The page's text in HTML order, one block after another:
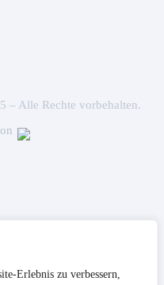
Erlebnis zu verbessern,
– Alle Rechte vorbehalten.